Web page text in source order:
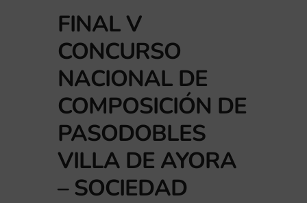
FINAL V
CONCURSO
NACIONAL DE
COMPOSICIÓN DE
PASODOBLES
VILLA DE AYORA
– SOCIEDAD